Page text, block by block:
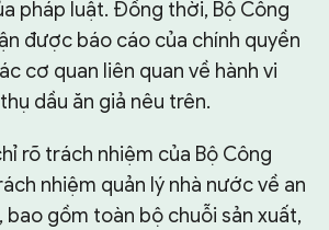
pháp luật. Đồng thời, Bộ Công
được báo cáo của chính quyền
cơ quan liên quan về hành vi
dầu ăn giả nêu trên.
rõ trách nhiệm của Bộ Công
nhiệm quản lý nhà nước về an
gồm toàn bộ chuỗi sản xuất,